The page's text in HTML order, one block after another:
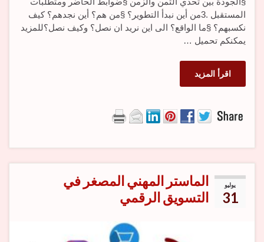
المستقبل .3من أين نبدأ التطوير؟ §من هم؟ أين نجدهم؟ كيف
نكسبهم؟ §ما الواقع؟ الى اين نريد ان نصل؟ وكيف نصل؟للمزيد
يمكنكم تحميل …
اقرأ المزيد
يوليو
31
الماستر المهني المصغر في
التسويق الرقمي